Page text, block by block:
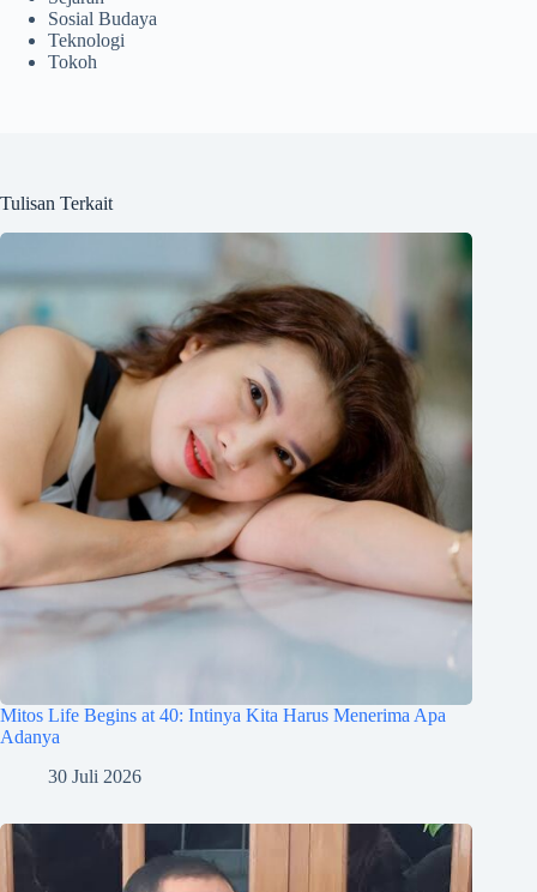
Sosial Budaya
Teknologi
Tokoh
Tulisan Terkait
Mitos Life Begins at 40: Intinya Kita Harus Menerima Apa
Adanya
30 Juli 2026